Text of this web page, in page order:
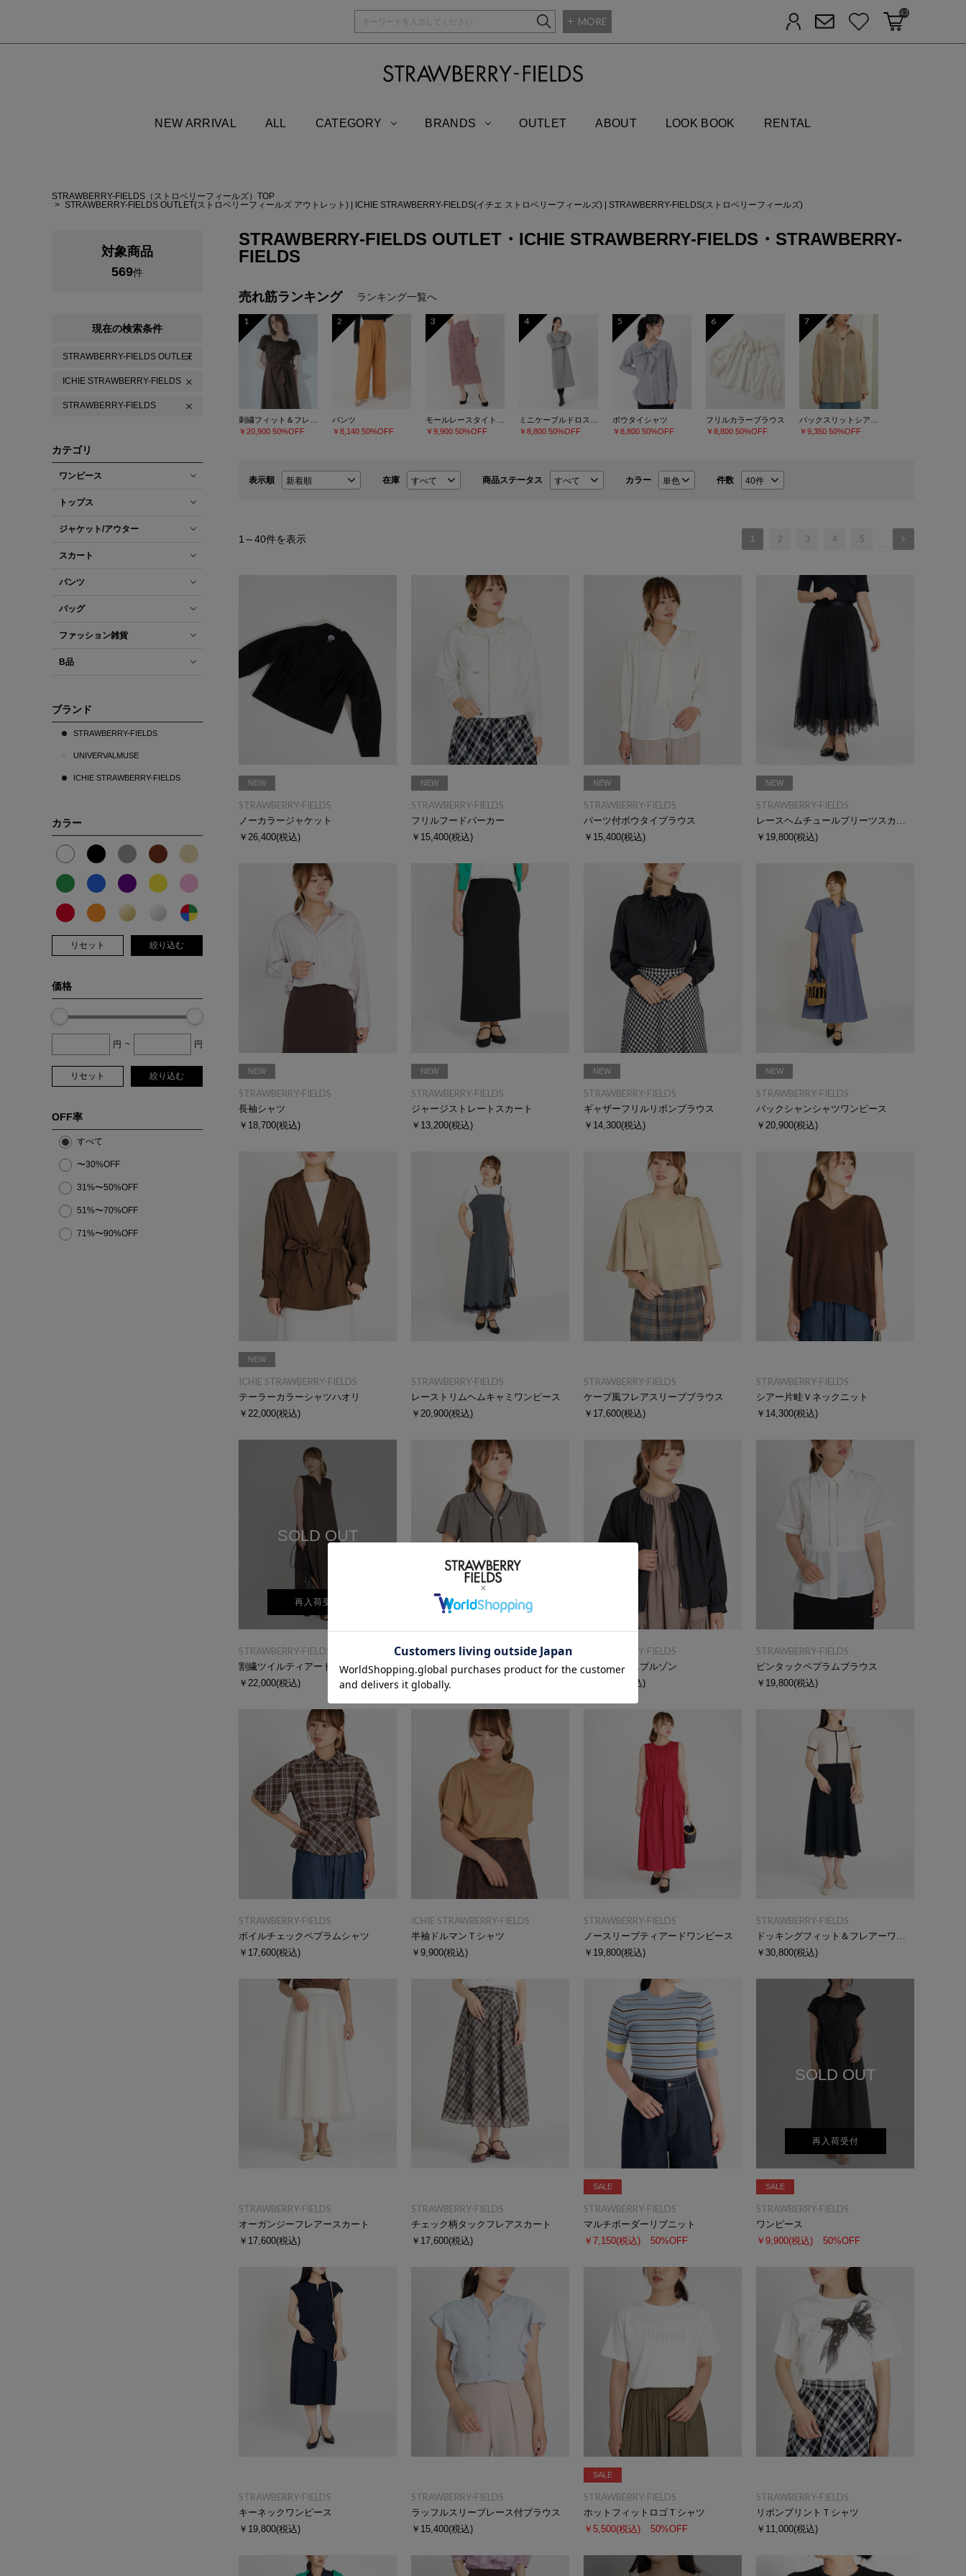
MORE ログイン メルマガ登録お気に入りカートに入れる
43
NEW ARRIVAL ALL CATEGORY BRANDS OUTLET ABOUT LOOK BOOK RENTAL
STRAWBERRY-FIELDS（ストロベリーフィールズ）TOP
STRAWBERRY-FIELDS OUTLET(ストロベリーフィールズ アウトレット)
ICHIE STRAWBERRY-FIELDS(イチエ ストロベリーフィールズ) STRAWBERRY-FIELDS(ストロベリーフィールズ)
対象商品
569件
現在の検索条件
STRAWBERRY-FIELDS OUTLET
ICHIE STRAWBERRY-FIELDS
STRAWBERRY-FIELDS
カテゴリ
ワンピース
トップス
ジャケット/アウター
スカート
パンツ
バッグ
ファッション雑貨
B品
ブランド
STRAWBERRY-FIELDS
UNIVERVALMUSE
ICHIE STRAWBERRY-FIELDS
カラー
リセット 絞り込む
価格
円 ~ 円
リセット 絞り込む
OFF率
すべて
〜30%OFF
31%〜50%OFF
51%〜70%OFF
71%〜90%OFF
STRAWBERRY-FIELDS OUTLET・ICHIE STRAWBERRY-FIELDS・STRAWBERRY-
FIELDS
売れ筋ランキング ランキング一覧へ
1
￥20,900 50%OFF
2
パンツ
￥8,140 50%OFF
3
￥9,900 50%OFF
4
￥8,800 50%OFF
5
ボウタイシャツ
￥8,800 50%OFF
6
フリルカラーブラウス
￥8,800 50%OFF
7
￥9,350 50%OFF
表示順 在庫 商品ステータス カラー 件数
1 ～40件を表示 1 2 3 4 5 …
NEW
STRAWBERRY-FIELDS
ノーカラージャケット
￥26,400(税込)
NEW
STRAWBERRY-FIELDS
フリルフードパーカー
￥15,400(税込)
NEW
STRAWBERRY-FIELDS
パーツ付ボウタイブラウス
￥15,400(税込)
NEW
STRAWBERRY-FIELDS
レースヘムチュールプリーツスカート
￥19,800(税込)
NEW
STRAWBERRY-FIELDS
長袖シャツ
￥18,700(税込)
NEW
STRAWBERRY-FIELDS
ジャージストレートスカート
￥13,200(税込)
NEW
STRAWBERRY-FIELDS
ギャザーフリルリボンブラウス
￥14,300(税込)
NEW
STRAWBERRY-FIELDS
バックシャンシャツワンピース
￥20,900(税込)
NEW
ICHIE STRAWBERRY-FIELDS
テーラーカラーシャツハオリ
￥22,000(税込)
STRAWBERRY-FIELDS
レーストリムヘムキャミワンピース
￥20,900(税込)
STRAWBERRY-FIELDS
ケープ風フレアスリーブブラウス
￥17,600(税込)
STRAWBERRY-FIELDS
シアー片畦Ｖネックニット
￥14,300(税込)
SOLD OUT
再入荷受付
STRAWBERRY-FIELDS
割繊ツイルティアードワンピース
￥22,000(税込)
STRAWBERRY-FIELDS
パールパーツ付きボウタイブラウス
￥16,500(税込)
STRAWBERRY-FIELDS
バルーンヘムブルゾン
(税込)
STRAWBERRY-FIELDS
ピンタックペプラムブラウス
￥19,800(税込)
STRAWBERRY-FIELDS
ボイルチェックペプラムシャツ
￥17,600(税込)
ICHIE STRAWBERRY-FIELDS
半袖ドルマンＴシャツ
￥9,900(税込)
STRAWBERRY-FIELDS
ノースリーブティアードワンピース
￥19,800(税込)
STRAWBERRY-FIELDS
ドッキングフィット＆フレアーワンピース
￥30,800(税込)
STRAWBERRY-FIELDS
オーガンジーフレアースカート
￥17,600(税込)
STRAWBERRY-FIELDS
チェック柄タックフレアスカート
￥17,600(税込)
SALE
STRAWBERRY-FIELDS
マルチボーダーリブニット
￥7,150(税込) 50%OFF
SOLD OUT
再入荷受付
SALE
STRAWBERRY-FIELDS
ワンピース
￥9,900(税込) 50%OFF
STRAWBERRY-FIELDS
キーネックワンピース
￥19,800(税込)
STRAWBERRY-FIELDS
ラッフルスリーブレース付ブラウス
￥15,400(税込)
SALE
STRAWBERRY-FIELDS
ホットフィットロゴＴシャツ
￥5,500(税込) 50%OFF
STRAWBERRY-FIELDS
リボンプリントＴシャツ
￥11,000(税込)